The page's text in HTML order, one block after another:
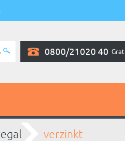
0800/21020 40
verzinkt